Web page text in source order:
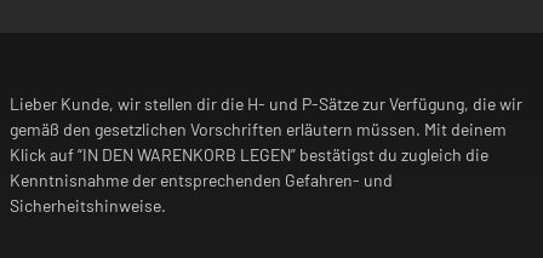
Lieber Kunde, wir stellen dir die H- und P-Sätze zur Verfügung, die wir
gemäß den gesetzlichen Vorschriften erläutern müssen. Mit deinem
Klick auf “IN DEN WARENKORB LEGEN” bestätigst du zugleich die
Kenntnisnahme der entsprechenden Gefahren- und
Sicherheitshinweise.